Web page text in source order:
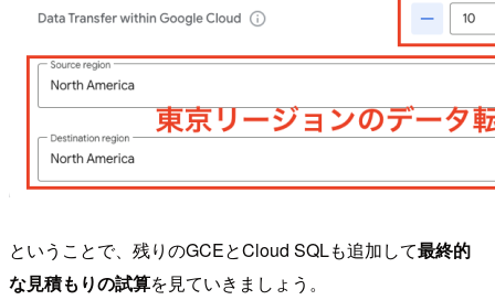
ということで、残りのGCEとCloud SQLも追加して最終的
な見積もりの試算を見ていきましょう。